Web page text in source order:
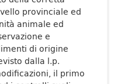
provinciale ed
animale ed
e
di origine
dalla l.p.
il primo